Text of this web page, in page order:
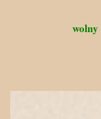
wolny